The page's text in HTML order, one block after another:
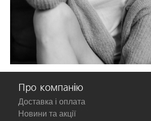
Про компанію
Доставка і оплата
Новини та акції